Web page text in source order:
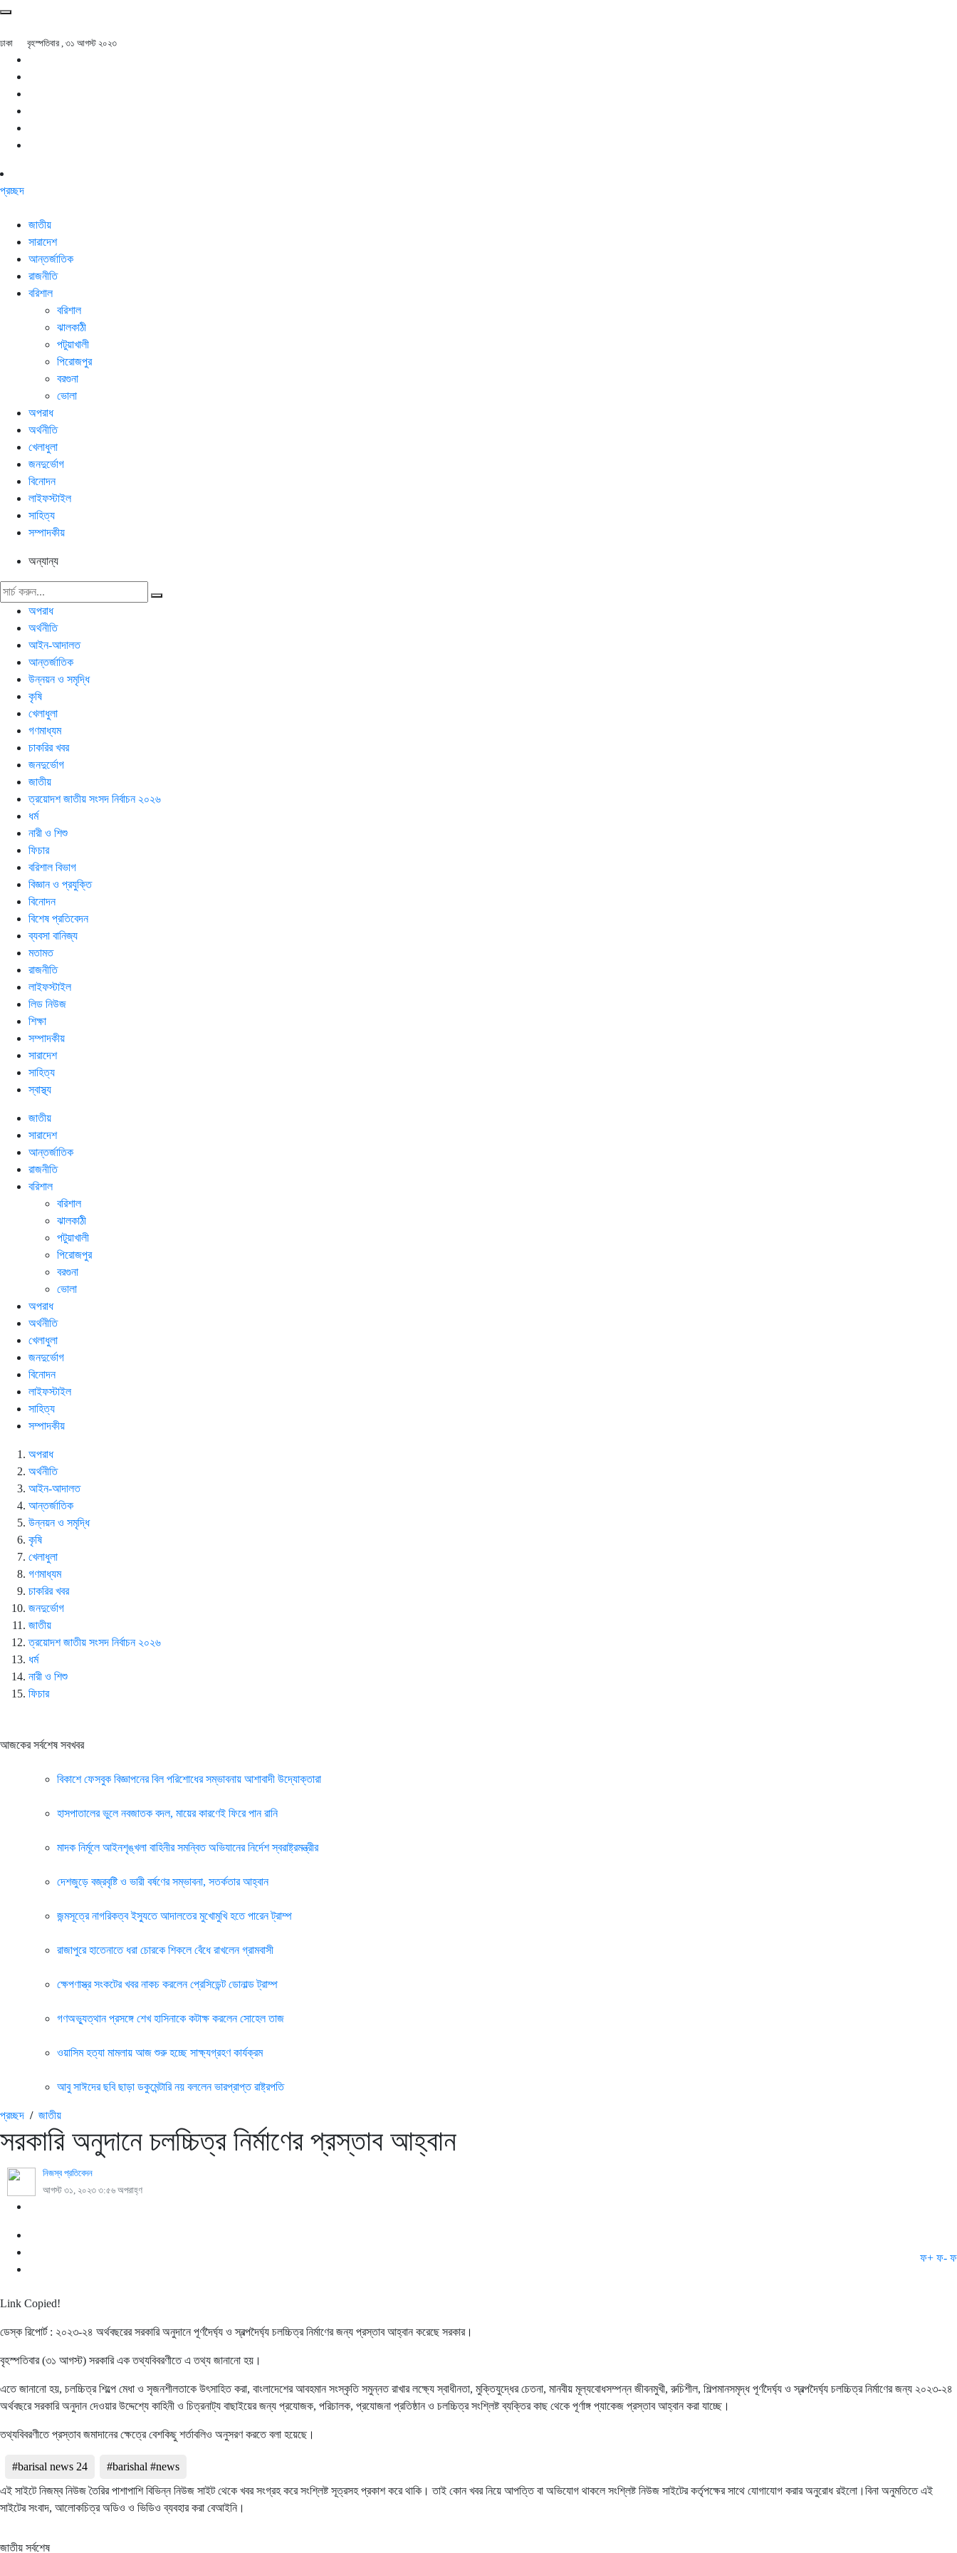
ঢাকা বৃহস্পতিবার , ৩১ আগস্ট ২০২৩
প্রচ্ছদ
জাতীয়
সারাদেশ
আন্তর্জাতিক
রাজনীতি
বরিশাল
বরিশাল
ঝালকাঠী
পটুয়াখালী
পিরোজপুর
বরগুনা
ভোলা
অপরাধ
অর্থনীতি
খেলাধুলা
জনদুর্ভোগ
বিনোদন
লাইফস্টাইল
সাহিত্য
সম্পাদকীয়
অন্যান্য
অপরাধ
অর্থনীতি
আইন-আদালত
আন্তর্জাতিক
উন্নয়ন ও সমৃদ্ধি
কৃষি
খেলাধুলা
গণমাধ্যম
চাকরির খবর
জনদুর্ভোগ
জাতীয়
ত্রয়োদশ জাতীয় সংসদ নির্বাচন ২০২৬
ধর্ম
নারী ও শিশু
ফিচার
বরিশাল বিভাগ
বিজ্ঞান ও প্রযুক্তি
বিনোদন
বিশেষ প্রতিবেদন
ব্যবসা বানিজ্য
মতামত
রাজনীতি
লাইফস্টাইল
লিড নিউজ
শিক্ষা
সম্পাদকীয়
সারাদেশ
সাহিত্য
স্বাস্থ্য
জাতীয়
সারাদেশ
আন্তর্জাতিক
রাজনীতি
বরিশাল
বরিশাল
ঝালকাঠী
পটুয়াখালী
পিরোজপুর
বরগুনা
ভোলা
অপরাধ
অর্থনীতি
খেলাধুলা
জনদুর্ভোগ
বিনোদন
লাইফস্টাইল
সাহিত্য
সম্পাদকীয়
অপরাধ
অর্থনীতি
আইন-আদালত
আন্তর্জাতিক
উন্নয়ন ও সমৃদ্ধি
কৃষি
খেলাধুলা
গণমাধ্যম
চাকরির খবর
জনদুর্ভোগ
জাতীয়
ত্রয়োদশ জাতীয় সংসদ নির্বাচন ২০২৬
ধর্ম
নারী ও শিশু
ফিচার
আজকের সর্বশেষ সবখবর
বিকাশে ফেসবুক বিজ্ঞাপনের বিল পরিশোধের সম্ভাবনায় আশাবাদী উদ্যোক্তারা
হাসপাতালের ভুলে নবজাতক বদল, মায়ের কারণেই ফিরে পান রানি
মাদক নির্মূলে আইনশৃঙ্খলা বাহিনীর সমন্বিত অভিযানের নির্দেশ স্বরাষ্ট্রমন্ত্রীর
দেশজুড়ে বজ্রবৃষ্টি ও ভারী বর্ষণের সম্ভাবনা, সতর্কতার আহ্বান
জন্মসূত্রে নাগরিকত্ব ইস্যুতে আদালতের মুখোমুখি হতে পারেন ট্রাম্প
রাজাপুরে হাতেনাতে ধরা চোরকে শিকলে বেঁধে রাখলেন গ্রামবাসী
ক্ষেপণাস্ত্র সংকটের খবর নাকচ করলেন প্রেসিডেন্ট ডোনাল্ড ট্রাম্প
গণঅভ্যুত্থান প্রসঙ্গে শেখ হাসিনাকে কটাক্ষ করলেন সোহেল তাজ
ওয়াসিম হত্যা মামলায় আজ শুরু হচ্ছে সাক্ষ্যগ্রহণ কার্যক্রম
আবু সাঈদের ছবি ছাড়া ডকুমেন্টারি নয় বললেন ভারপ্রাপ্ত রাষ্ট্রপতি
প্রচ্ছদ / জাতীয়
সরকারি অনুদানে চলচ্চিত্র নির্মাণের প্রস্তাব আহ্বান
নিজস্ব প্রতিবেদন
আগস্ট ৩১, ২০২৩ ৩:৫৬ অপরাহ্ণ
ফ+ ফ- ফ
Link Copied!
ডেস্ক রিপোর্ট : ২০২৩-২৪ অর্থবছরের সরকারি অনুদানে পূর্ণদৈর্ঘ্য ও স্বল্পদৈর্ঘ্য চলচ্চিত্র নির্মাণের জন্য প্রস্তাব আহ্বান করেছে সরকার।
বৃহস্পতিবার (৩১ আগস্ট) সরকারি এক তথ্যবিবরণীতে এ তথ্য জানানো হয়।
এতে জানানো হয়, চলচ্চিত্র শিল্পে মেধা ও সৃজনশীলতাকে উৎসাহিত করা, বাংলাদেশের আবহমান সংস্কৃতি সমুন্নত রাখার লক্ষ্যে স্বাধীনতা, মুক্তিযুদ্ধের চেতনা, মানবীয় মূল্যবোধসম্পন্ন জীবনমুখী, রুচিশীল, শিল্পমানসমৃদ্ধ পূর্ণদৈর্ঘ্য ও স্বল্পদৈর্ঘ্য চলচ্চিত্র নির্মাণের জন্য ২০২৩-২৪
অর্থবছরে সরকারি অনুদান দেওয়ার উদ্দেশ্যে কাহিনী ও চিত্রনাট্য বাছাইয়ের জন্য প্রযোজক, পরিচালক, প্রযোজনা প্রতিষ্ঠান ও চলচ্চিত্র সংশ্লিষ্ট ব্যক্তির কাছ থেকে পূর্ণাঙ্গ প্যাকেজ প্রস্তাব আহ্বান করা যাচ্ছে।
তথ্যবিবরণীতে প্রস্তাব জমাদানের ক্ষেত্রে বেশকিছু শর্তাবলিও অনুসরণ করতে বলা হয়েছে।
#barisal news 24
#barishal #news
এই সাইটে নিজম্ব নিউজ তৈরির পাশাপাশি বিভিন্ন নিউজ সাইট থেকে খবর সংগ্রহ করে সংশ্লিষ্ট সূত্রসহ প্রকাশ করে থাকি। তাই কোন খবর নিয়ে আপত্তি বা অভিযোগ থাকলে সংশ্লিষ্ট নিউজ সাইটের কর্তৃপক্ষের সাথে যোগাযোগ করার অনুরোধ রইলো।বিনা অনুমতিতে এই
সাইটের সংবাদ, আলোকচিত্র অডিও ও ভিডিও ব্যবহার করা বেআইনি।
জাতীয় সর্বশেষ